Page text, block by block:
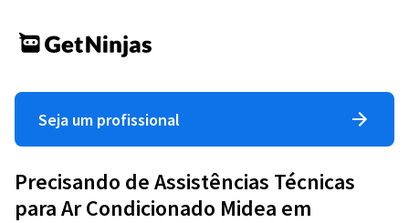
Seja um profissional
Precisando de Assistências Técnicas
para Ar Condicionado Midea em